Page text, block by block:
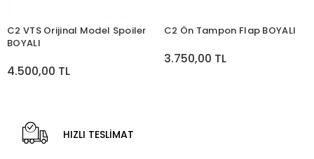
C2 VTS Orijinal Model Spoiler
BOYALI
4.500,00 TL
C2 Ön Tampon Flap BOYALI
3.750,00 TL
HIZLI TESLİMAT